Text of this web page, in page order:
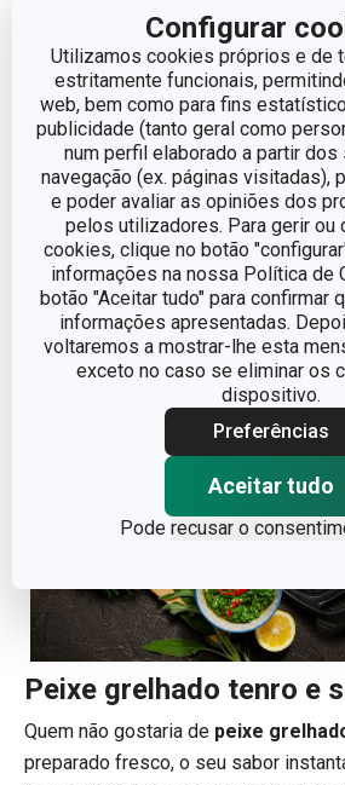
Configurar
Utilizamos cookies próprios e de
estritamente funcionais,
web, bem como para fins
publicidade (tanto geral como
num perfil elaborado a partir
navegação (ex. páginas visitadas),
e poder avaliar as opiniões dos
pelos utilizadores. Para gerir ou
cookies, clique no botão
informações na nossa Política de
botão "Aceitar tudo" para confirmar
informações apresentadas.
voltaremos a mostrar-lhe esta
exceto no caso se eliminar os
dispositivo.
Preferências
Aceitar tudo
Pode recusar o
Isqueiro de plasma
GrandCHEF
€ 29,90
Disponível na loja online
COMPRAR
€
Peixe grelhado tenro e
Quem não gostaria de peixe
preparado fresco, o seu sabor